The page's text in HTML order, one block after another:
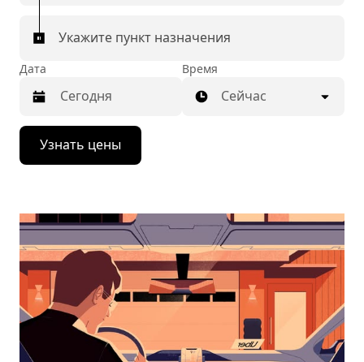
Укажите пункт назначения
Дата
Нажмите
стрелку
вниз,
календарю
выбрать
дату.
Чтобы
закрыть
календарь,
нажмите
Esc.
Время
Сейчас
Узнать цены